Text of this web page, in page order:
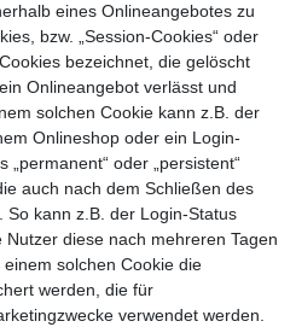
eines Onlineangebotes zu
bzw. „Session-Cookies“ oder
bezeichnet, die gelöscht
Onlineangebot verlässt und
solchen Cookie kann z.B. der
Onlineshop oder ein Login-
oder „persistent“
auch nach dem Schließen des
So kann z.B. der Login-Status
diese nach mehreren Tagen
solchen Cookie die
werden, die für
verwendet werden.